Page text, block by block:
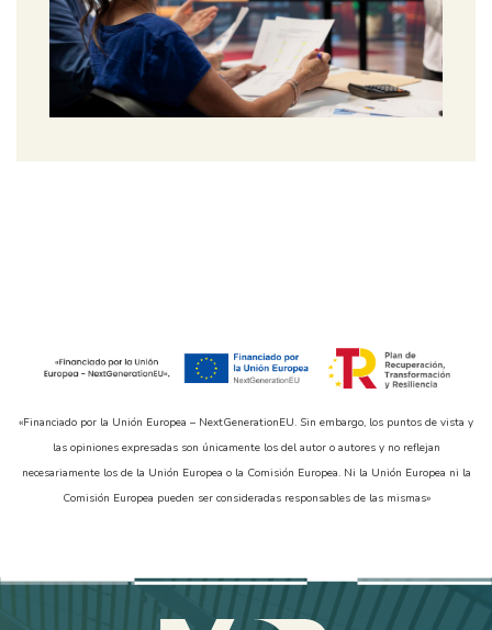
«Financiado por la Unión Europea – NextGenerationEU. Sin embargo, los puntos de vista y
las opiniones expresadas son únicamente los del autor o autores y no reflejan
necesariamente los de la Unión Europea o la Comisión Europea. Ni la Unión Europea ni la
Comisión Europea pueden ser consideradas responsables de las mismas»